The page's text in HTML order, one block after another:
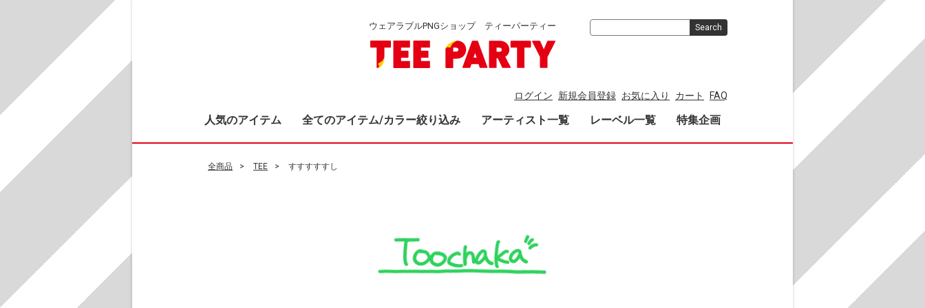
ウェアラブルPNGショップ ティーパーティー
ログイン 新規会員登録 お気に入り カート FAQ
人気のアイテム 全てのアイテム/カラー絞り込み アーティスト一覧 レーベル一覧 特集企画
Search
全商品 TEE すすすすすし